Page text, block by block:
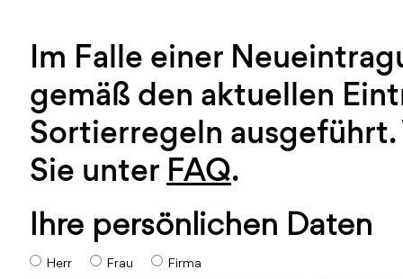
Im Falle einer
gemäß den aktuellen
Sortierregeln
Sie unter FAQ.
Ihre persönlichen Daten
Herr Frau Firma